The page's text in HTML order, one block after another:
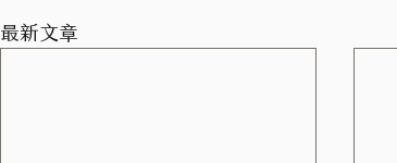
最新文章